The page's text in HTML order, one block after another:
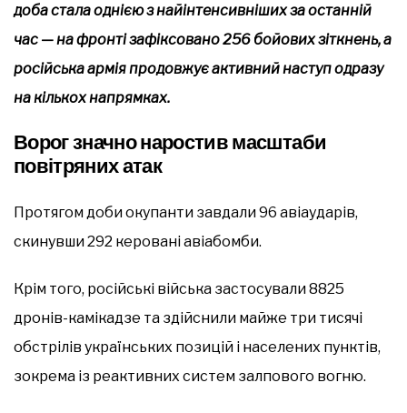
доба стала однією з найінтенсивніших за останній
час — на фронті зафіксовано 256 бойових зіткнень, а
російська армія продовжує активний наступ одразу
на кількох напрямках.
Ворог значно наростив масштаби
повітряних атак
Протягом доби окупанти завдали 96 авіаударів,
скинувши 292 керовані авіабомби.
Крім того, російські війська застосували 8825
дронів-камікадзе та здійснили майже три тисячі
обстрілів українських позицій і населених пунктів,
зокрема із реактивних систем залпового вогню.